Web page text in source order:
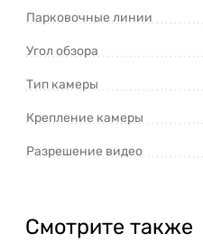
Парковочные линии
Угол обзора
Тип камеры
Крепление камеры
Разрешение видео
Смотрите также